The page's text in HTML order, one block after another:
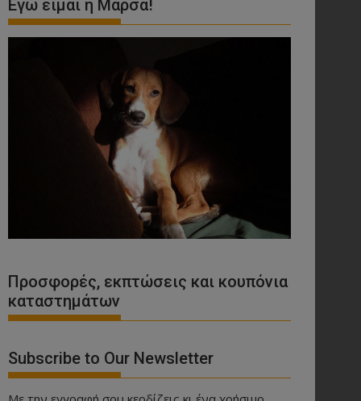
Εγώ είμαι η Μάρσα!
Προσφορές, εκπτώσεις και κουπόνια
καταστημάτων
Subscribe to Our Newsletter